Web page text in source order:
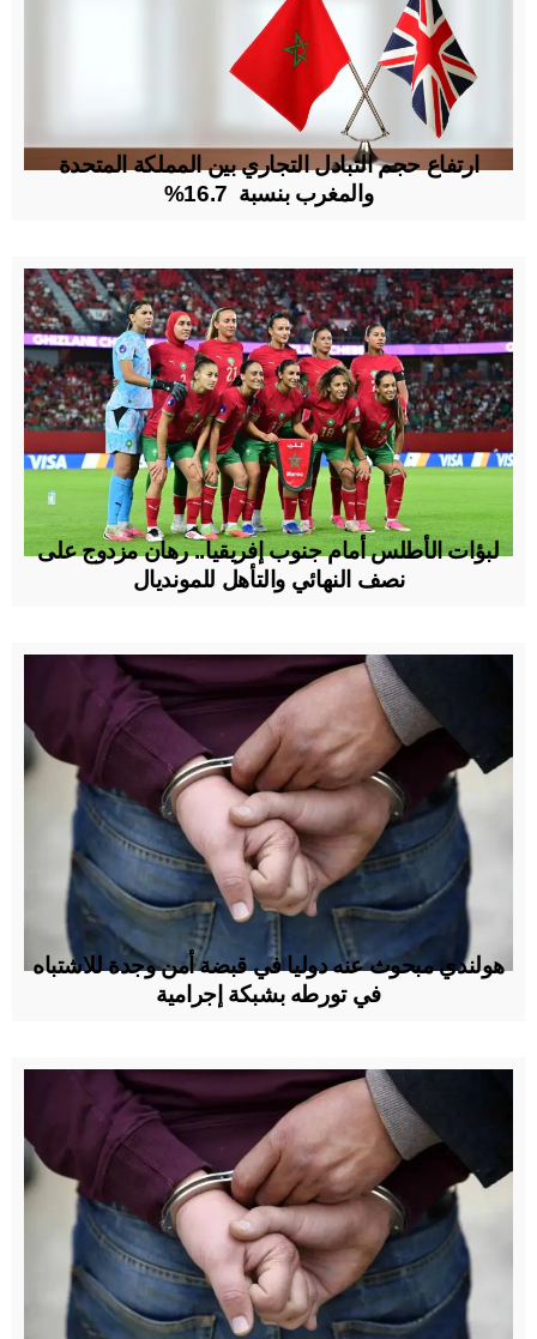
ارتفاع حجم التبادل التجاري بين المملكة المتحدة
والمغرب بنسبة 16.7%
لبؤات الأطلس أمام جنوب إفريقيا.. رهان مزدوج على
نصف النهائي والتأهل للمونديال
هولندي مبحوث عنه دوليا في قبضة أمن وجدة للاشتباه
في تورطه بشبكة إجرامية